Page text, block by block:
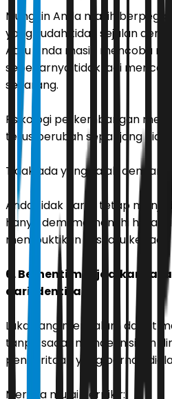
Mungkin Anda masih
yang sudah tidak sejalan
Atau Anda masih mencoba
sebenarnya tidak lagi
sekarang.
Psikologi perkembangan
terus berubah sepanjang
Tidak ada yang salah dengan
Anda tidak harus tetap
hanya demi memenuhi
membuktikan sesuatu kepada
6. Berhenti menjadikan
dari identitas
Luka yang mendalam dapat
tanpa sadar mendefinisikan
penderitaan yang pernah
Mereka mulai berpikir: